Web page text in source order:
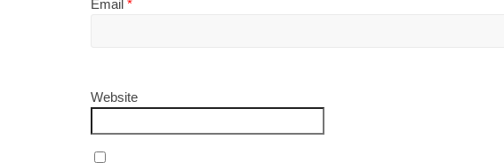
Email *
Website